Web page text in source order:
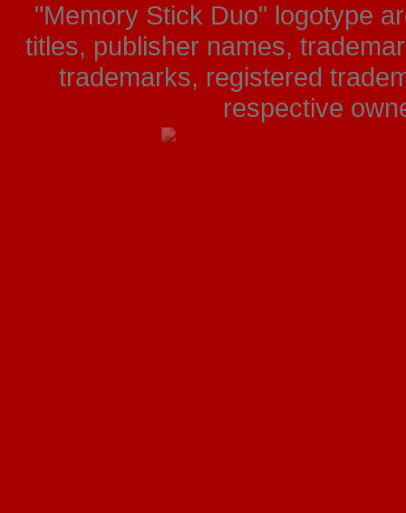
"Memory Stick Duo" logotype
titles, publisher names,
trademarks, registered
respective